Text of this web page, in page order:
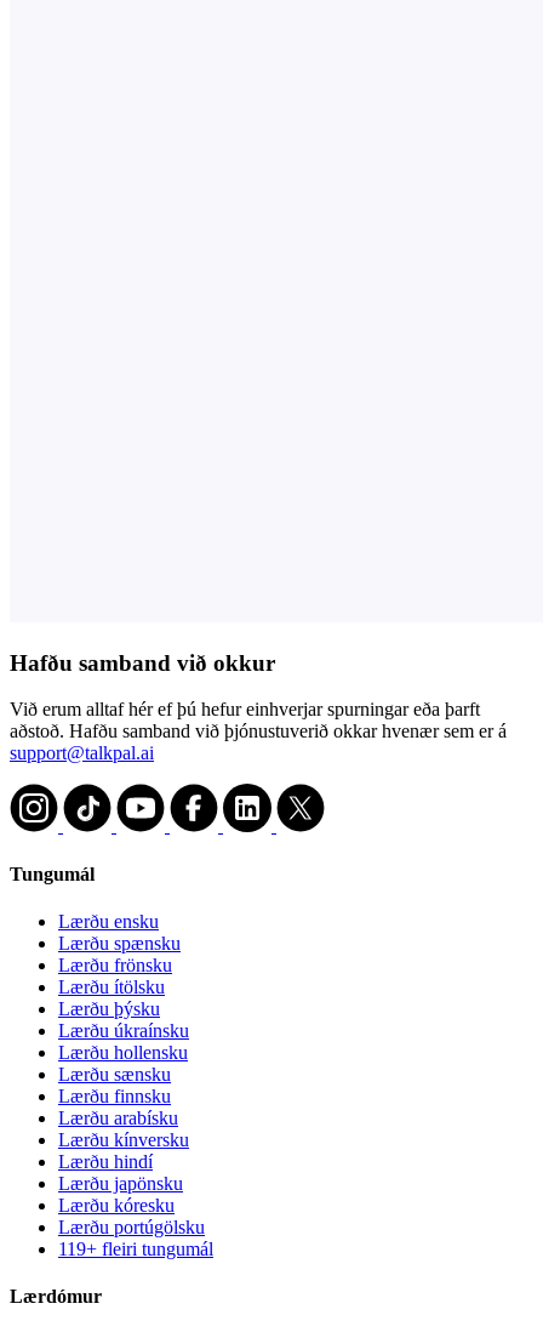
Hafðu samband við okkur
Við erum alltaf hér ef þú hefur einhverjar spurningar eða þarft
aðstoð. Hafðu samband við þjónustuverið okkar hvenær sem er á
support@talkpal.ai
Tungumál
Lærðu ensku
Lærðu spænsku
Lærðu frönsku
Lærðu ítölsku
Lærðu þýsku
Lærðu úkraínsku
Lærðu hollensku
Lærðu sænsku
Lærðu finnsku
Lærðu arabísku
Lærðu kínversku
Lærðu hindí
Lærðu japönsku
Lærðu kóresku
Lærðu portúgölsku
119+ fleiri tungumál
Lærdómur